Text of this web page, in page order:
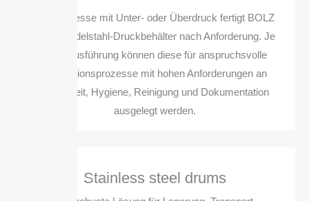
Für Prozesse mit Unter- oder Überdruck fertigt BOLZ
INTEC Edelstahl-Druckbehälter nach Anforderung. Je
nach Ausführung können diese für anspruchsvolle
Produktionsprozesse mit hohen Anforderungen an
Sicherheit, Hygiene, Reinigung und Dokumentation
ausgelegt werden.
Stainless steel drums